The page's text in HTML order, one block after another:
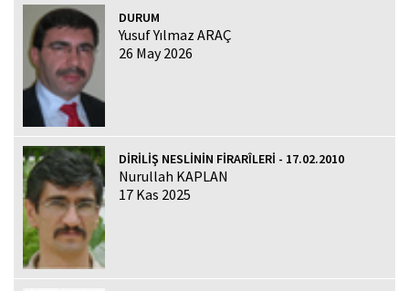
DURUM
Yusuf Yılmaz ARAÇ
26 May 2026
DİRİLİŞ NESLİNİN FİRARÎLERİ - 17.02.2010
Nurullah KAPLAN
17 Kas 2025